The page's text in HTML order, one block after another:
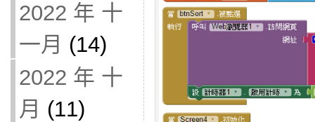
2022 年 十
一月 (14)
2022 年 十
月 (11)